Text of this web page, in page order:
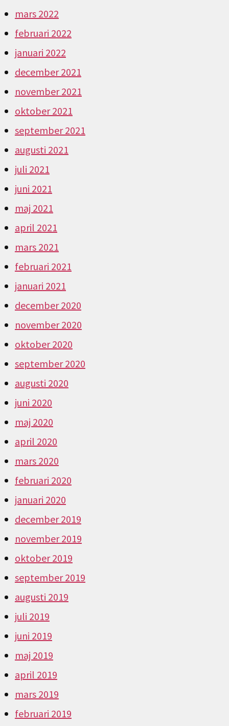
mars 2022
februari 2022
januari 2022
december 2021
november 2021
oktober 2021
september 2021
augusti 2021
juli 2021
juni 2021
maj 2021
april 2021
mars 2021
februari 2021
januari 2021
december 2020
november 2020
oktober 2020
september 2020
augusti 2020
juni 2020
maj 2020
april 2020
mars 2020
februari 2020
januari 2020
december 2019
november 2019
oktober 2019
september 2019
augusti 2019
juli 2019
juni 2019
maj 2019
april 2019
mars 2019
februari 2019